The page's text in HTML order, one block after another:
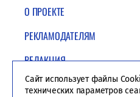
О ПРОЕКТЕ
РЕКЛАМОДАТЕЛЯМ
РЕДАКЦИЯ
ПОЛИТИКА
Сайт использует файлы
технических параметров